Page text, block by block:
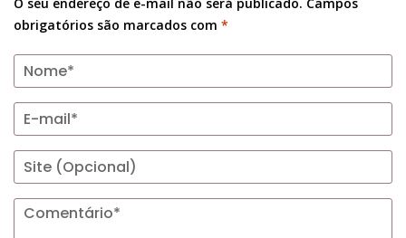
obrigatórios são marcados com *